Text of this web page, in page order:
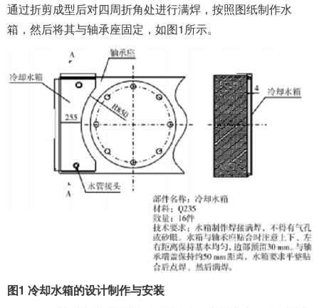
通过折剪成型后对四周折角处进行满焊，按照图纸制作水
箱，然后将其与轴承座固定，如图1所示。
图1 冷却水箱的设计制作与安装